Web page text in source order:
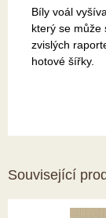
Bíly voál
který se může
zvislých
hotové šířky.
Související